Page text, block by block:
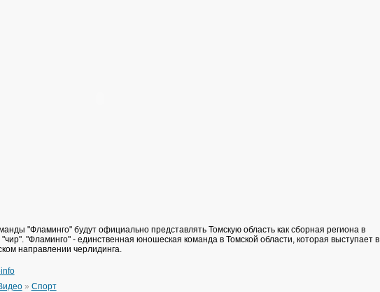
"Фламинго" будут официально представлять Томскую область как сборная региона в
"Фламинго" - единственная юношеская команда в Томской области, которая выступает в
направлении черлидинга.
» Спорт